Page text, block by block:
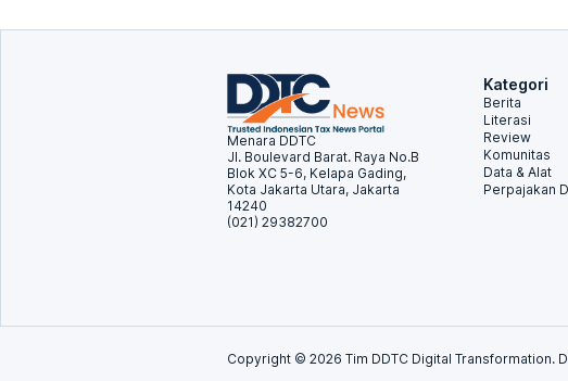
Menara DDTC
Jl. Boulevard Barat. Raya No.B
Blok XC 5-6, Kelapa Gading,
Kota Jakarta Utara, Jakarta
14240
(021) 29382700
Kategori
Berita
Literasi
Review
Komunitas
Data & Alat
Perpajakan
Copyright © 2026 Tim DDTC Digital Transformation.